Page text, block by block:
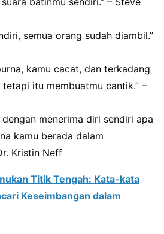
semua orang sudah diambil.”
kamu cacat, dan terkadang
itu membuatmu cantik.” –
menerima diri sendiri apa
kamu berada dalam
Kristin Neff
Titik Tengah: Kata-kata
Keseimbangan dalam